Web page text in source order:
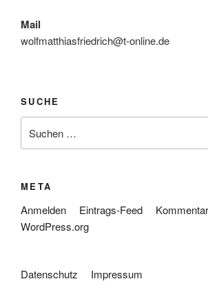
Mail
wolfmatthiasfriedrich@t-online.de
SUCHE
nach:
META
Anmelden Eintrags-Feed
WordPress.org
Datenschutz Impressum